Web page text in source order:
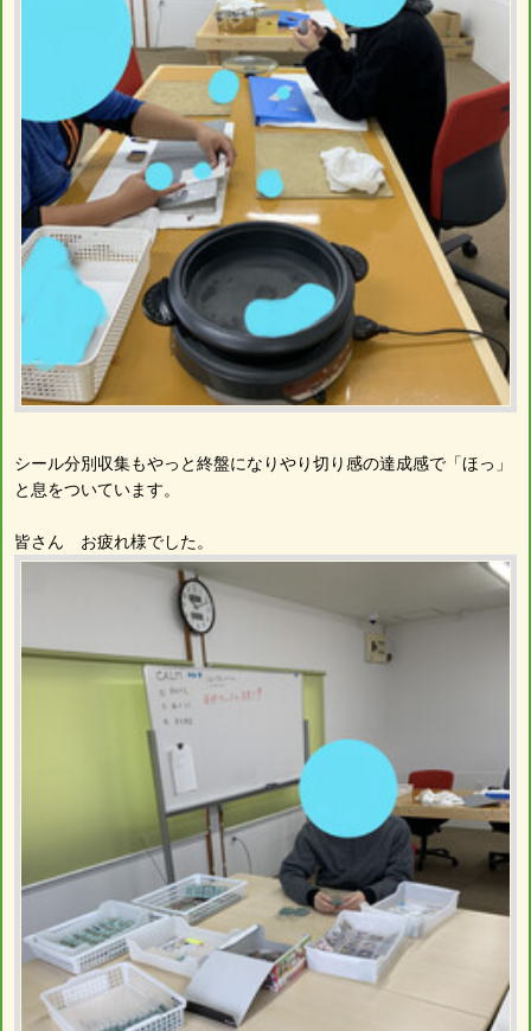
シール分別収集もやっと終盤になりやり切り感の達成感で「ほっ」
と息をついています。
皆さん お疲れ様でした。